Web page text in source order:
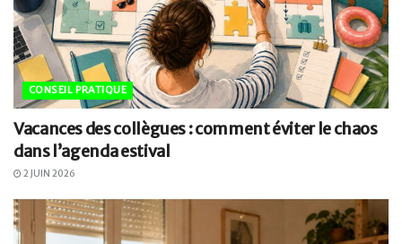
CONSEIL PRATIQUE
Vacances des collègues : comment éviter le chaos
dans l’agenda estival
2 JUIN 2026